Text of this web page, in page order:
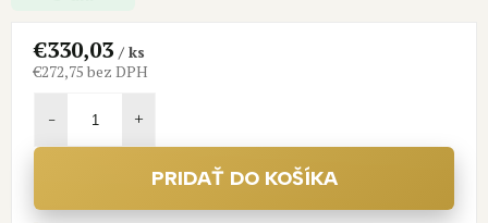
€330,03/ ks
€272,75 bez DPH
PRIDAŤ DO KOŠÍKA